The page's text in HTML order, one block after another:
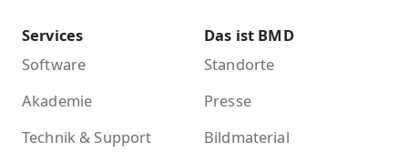
Services
Software
Akademie
Technik & Support
Das ist BMD
Standorte
Presse
Bildmaterial